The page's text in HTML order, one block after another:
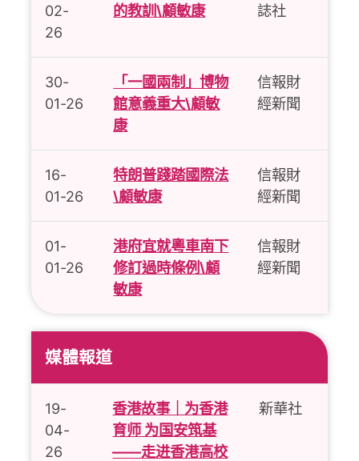
02-
26
的教訓\顧敏康
誌社
30-
01-26
「一國兩制」博物
館意義重大\顧敏
康
信報財
經新聞
16-
01-26
特朗普踐踏國際法
\顧敏康
信報財
經新聞
01-
01-26
港府宜就粵車南下
修訂過時條例\顧
敏康
信報財
經新聞
媒體報道
19-
04-
26
香港故事｜为香港
育师 为国安筑基
——走进香港高校
新華社